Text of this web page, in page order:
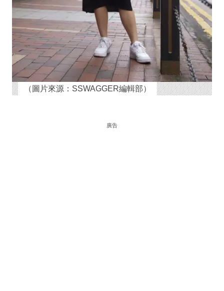
（圖片來源：SSWAGGER編輯部）
廣告